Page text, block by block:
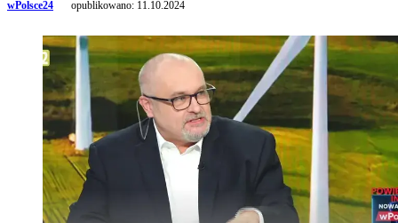
wPolsce24 opublikowano: 11.10.2024